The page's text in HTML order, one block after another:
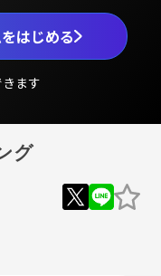
はじめる
ます
グ